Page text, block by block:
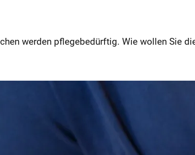
werden pflegebedürftig. Wie wollen Sie